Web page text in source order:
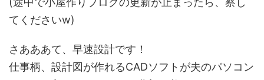
てくださいw)
さあああて、早速設計です！
仕事柄、設計図が作れるCADソフトが夫のパソコン